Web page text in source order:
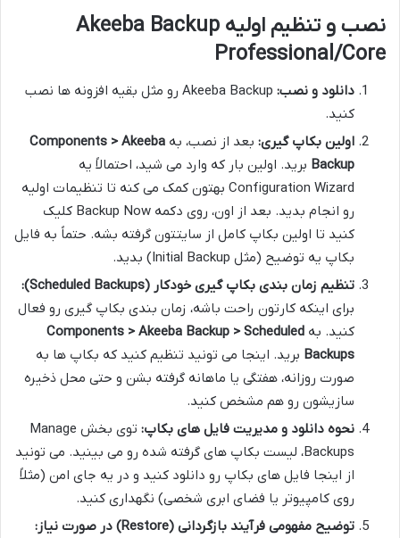
نصب و تنظیم اولیه Akeeba Backup
Professional/Core
دانلود و نصب:
Akeeba Backup رو مثل بقیه افزونه ها نصب
کنید.
اولین بکاپ گیری: بعد از نصب، به Components > Akeeba
Backup برید. اولین بار که وارد می شید، احتمالاً یه
Configuration Wizard بهتون کمک می کنه تا تنظیمات اولیه
رو انجام بدید. بعد از اون، روی دکمه Backup Now کلیک
کنید تا اولین بکاپ کامل از سایتتون گرفته بشه. حتماً به فایل
بکاپ یه توضیح (مثل Initial Backup) بدید.
تنظیم زمان بندی بکاپ گیری خودکار (Scheduled Backups):
برای اینکه کارتون راحت باشه، زمان بندی بکاپ گیری رو فعال
کنید. به Components > Akeeba Backup > Scheduled
Backups برید. اینجا می تونید تنظیم کنید که بکاپ ها به
صورت روزانه، هفتگی یا ماهانه گرفته بشن و حتی محل ذخیره
سازیشون رو هم مشخص کنید.
نحوه دانلود و مدیریت فایل های بکاپ:
توی بخش Manage
Backups، لیست بکاپ های گرفته شده رو می بینید. می تونید
از اینجا فایل های بکاپ رو دانلود کنید و در یه جای امن (مثلاً
روی کامپیوتر یا فضای ابری شخصی) نگهداری کنید.
توضیح مفهومی فرآیند بازگردانی (Restore) در صورت نیاز: